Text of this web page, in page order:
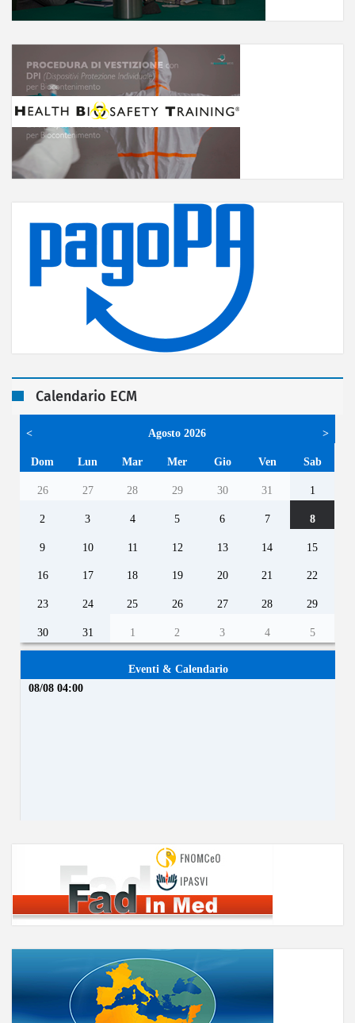
Calendario ECM
< Agosto 2026 >
Dom Lun Mar Mer Gio Ven Sab
26 27 28 29 30 31 1
2 3 4 5 6 7 8
9 10 11 12 13 14 15
16 17 18 19 20 21 22
23 24 25 26 27 28 29
30 31 1 2 3 4 5
Eventi & Calendario
08/08 04:00